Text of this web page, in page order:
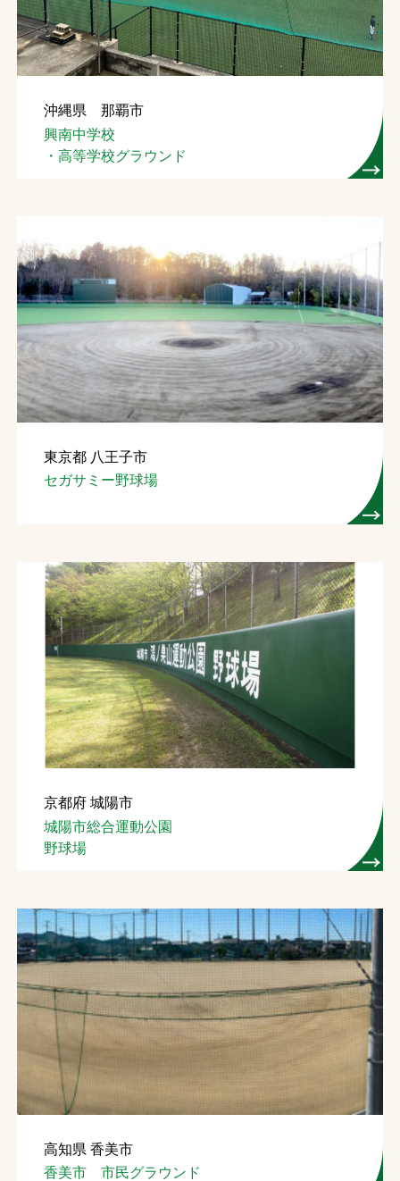
沖縄県 那覇市
興南中学校
・高等学校グラウンド
東京都 八王子市
セガサミー野球場
京都府 城陽市
城陽市総合運動公園
野球場
高知県 香美市
香美市 市民グラウンド